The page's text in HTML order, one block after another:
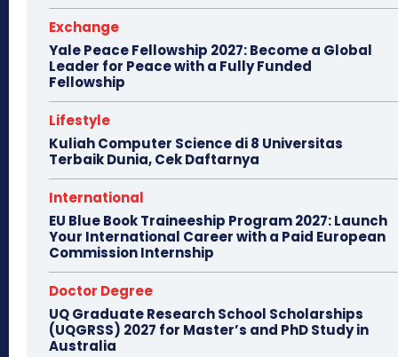
Exchange
Yale Peace Fellowship 2027: Become a Global
Leader for Peace with a Fully Funded
Fellowship
Lifestyle
Kuliah Computer Science di 8 Universitas
Terbaik Dunia, Cek Daftarnya
International
EU Blue Book Traineeship Program 2027: Launch
Your International Career with a Paid European
Commission Internship
Doctor Degree
UQ Graduate Research School Scholarships
(UQGRSS) 2027 for Master’s and PhD Study in
Australia